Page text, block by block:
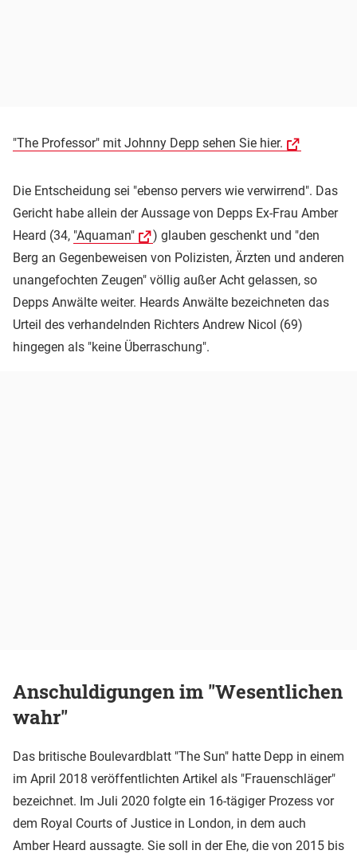
"The Professor" mit Johnny Depp sehen Sie hier.
Die Entscheidung sei "ebenso pervers wie verwirrend". Das
Gericht habe allein der Aussage von Depps Ex-Frau Amber
Heard (34, "Aquaman"
) glauben geschenkt und "den
Berg an Gegenbeweisen von Polizisten, Ärzten und anderen
unangefochten Zeugen" völlig außer Acht gelassen, so
Depps Anwälte weiter. Heards Anwälte bezeichneten das
Urteil des verhandelnden Richters Andrew Nicol (69)
hingegen als "keine Überraschung".
Anschuldigungen im "Wesentlichen
wahr"
Das britische Boulevardblatt "The Sun" hatte Depp in einem
im April 2018 veröffentlichten Artikel als "Frauenschläger"
bezeichnet. Im Juli 2020 folgte ein 16-tägiger Prozess vor
dem Royal Courts of Justice in London, in dem auch
Amber Heard aussagte. Sie soll in der Ehe, die von 2015 bis